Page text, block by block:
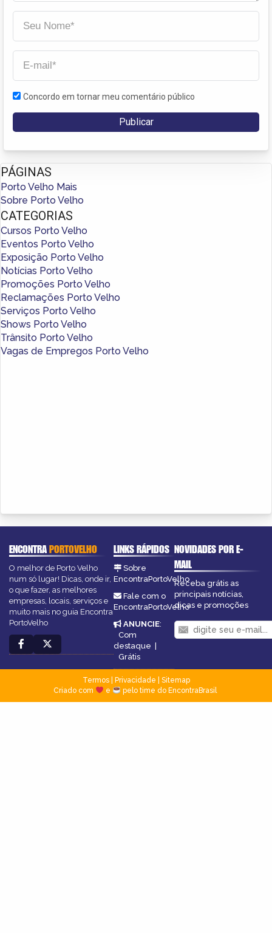
Concordo em tornar meu comentário público
PÁGINAS
Porto Velho Mais
Sobre Porto Velho
CATEGORIAS
Cursos Porto Velho
Eventos Porto Velho
Exposição Porto Velho
Notícias Porto Velho
Promoções Porto Velho
Reclamações Porto Velho
Serviços Porto Velho
Shows Porto Velho
Trânsito Porto Velho
Vagas de Empregos Porto Velho
ENCONTRAPORTOVELHO
O melhor de Porto Velho
num só lugar! Dicas, onde ir,
o que fazer, as melhores
empresas, locais, serviços e
muito mais no guia Encontra
PortoVelho
LINKS RÁPIDOS
Sobre
EncontraPortoVelho
Fale com o
EncontraPortoVelho
ANUNCIE:
Com
destaque
Grátis
NOVIDADES POR E-
MAIL
Receba grátis as
principais notícias,
dicas e promoções
Termos| Privacidade
Sitemap
Criado com
e pelo time do EncontraBrasil